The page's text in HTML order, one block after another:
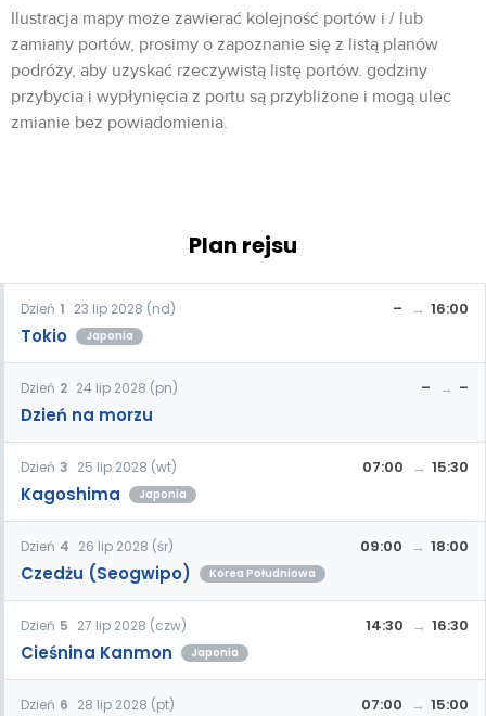
Ilustracja mapy może zawierać kolejność portów i / lub
zamiany portów, prosimy o zapoznanie się z listą planów
podróży, aby uzyskać rzeczywistą listę portów. godziny
przybycia i wypłynięcia z portu są przybliżone i mogą ulec
zmianie bez powiadomienia.
Plan rejsu
Dzień 1 23 lip 2028 (nd)
Tokio Japonia
– 16:00
Dzień 2 24 lip 2028 (pn)
Dzień na morzu
– –
Dzień 3 25 lip 2028 (wt)
Kagoshima Japonia
07:00 15:30
Dzień 4 26 lip 2028 (śr)
Czedżu (Seogwipo) Korea Południowa
09:00 18:00
Dzień 5 27 lip 2028 (czw)
Cieśnina Kanmon Japonia
14:30 16:30
Dzień 6 28 lip 2028 (pt) 07:00 15:00